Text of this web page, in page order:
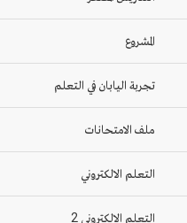
المشروع
تجربة اليابان في التعلم
ملف الامتحانات
التعلم الالكتروني
التعلم الالكتروني 2